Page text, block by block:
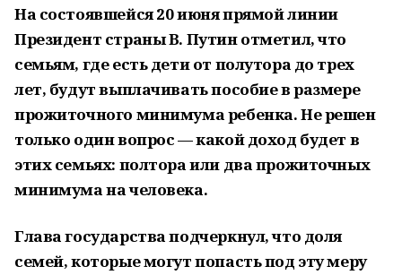
На состоявшейся 20 июня прямой линии
Президент страны В. Путин отметил, что
семьям, где есть дети от полутора до трех
лет, будут выплачивать пособие в размере
прожиточного минимума ребенка. Не решен
только один вопрос — какой доход будет в
этих семьях: полтора или два прожиточных
минимума на человека.
Глава государства подчеркнул, что доля
семей, которые могут попасть под эту меру